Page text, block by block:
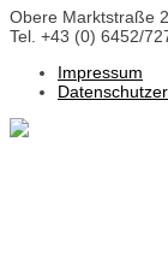
Obere Marktstraße
Tel. +43 (0) 6452/
Impressum